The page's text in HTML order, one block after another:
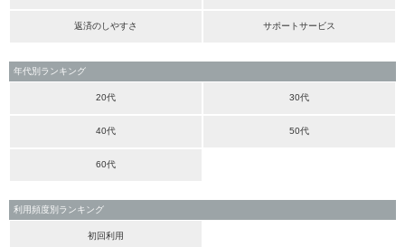
返済のしやすさ サポートサービス
年代別ランキング
20代 30代
40代 50代
60代
利用頻度別ランキング
初回利用